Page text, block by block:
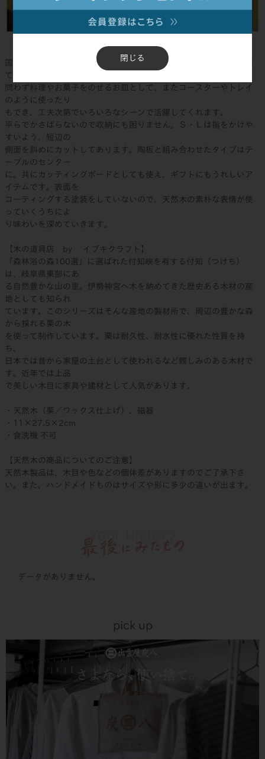
閉じる
国産の栗を使って、木の表情を生かしたシンプルなプレートを仕立
てました。和洋を
問わず料理やお菓子をのせるお皿として、またコースターやトレイ
のように使ったり
もでき、工夫次第でいろいろなシーンで活躍してくれます。
平らでかさばらないので収納にも困りません。Ｓ・Ｌは指をかけや
すいよう、短辺の
側面を斜めにカットしてあります。陶板と組み合わせたタイプはテ
ーブルのセンター
に。共にカッティングボードとしても使え、ギフトにもうれしいア
イテムです。表面を
コーティングする塗装をしていないので、天然木の素朴な表情が使
っていくうちによ
り味わいを深めていきます。
【木の道具店 by イブキクラフト】
「森林浴の森100選」に選ばれた付知峡を有する付知（つけち）
は、岐阜県東部にあ
る自然豊かな山の里。伊勢神宮へ木を納めてきた歴史ある木材の産
地としても知られ
ています。このシリーズはそんな産地の製材所で、周辺の豊かな森
から採れる栗の木
を使って制作しています。栗は耐久性、耐水性に優れた性質を持
ち、
日本では昔から家屋の土台として使われるなど親しみのある木材で
す。近年では上品
で美しい木目に家具や建材として人気があります。
・天然木（栗／ワックス仕上げ）、磁器
・11×27.5×2cm
・食洗機 不可
【天然木の商品についてのご注意】
天然木製品は、木目や色などの個体差がありますのでご了承下さ
い。また、ハンドメイドものはサイズや形に多少の違いが出ます。
データがありません。
pick up